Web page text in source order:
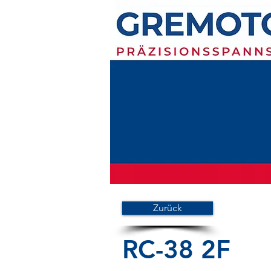
Zurück
RC-38 2F